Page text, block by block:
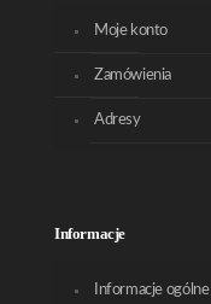
Moje konto
Zamówienia
Adresy
Informacje
Informacje ogólne